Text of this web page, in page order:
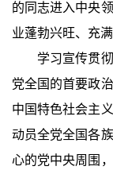
的同志进入中央
业蓬勃兴旺、充满
学习宣传贯彻
党全国的首要政
中国特色社会主
动员全党全国各
心的党中央周围